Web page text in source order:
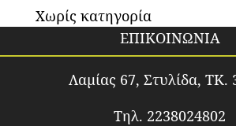
Χωρίς κατηγορία
ΕΠΙΚΟΙΝΩΝΙΑ
Λαμίας 67, Στυλίδα, TK.
Τηλ. 2238024802